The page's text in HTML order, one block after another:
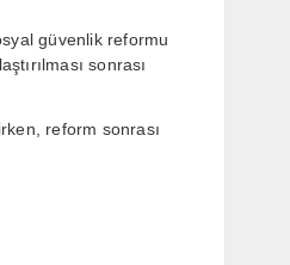
güvenlik reformu
sonrası
reform sonrası